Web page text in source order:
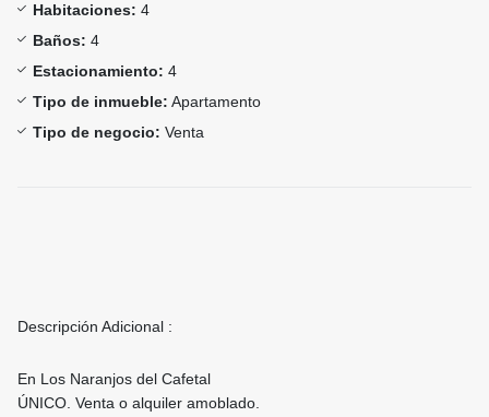
Habitaciones: 4
Baños: 4
Estacionamiento: 4
Tipo de inmueble: Apartamento
Tipo de negocio: Venta
Descripción Adicional :
En Los Naranjos del Cafetal
ÚNICO. Venta o alquiler amoblado.